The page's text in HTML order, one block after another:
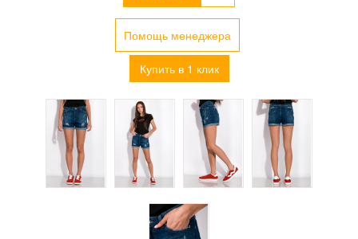
Помощь менеджера
Купить в 1 клик